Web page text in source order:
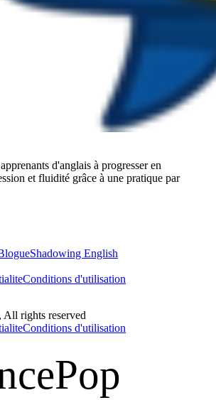
d'anglais à progresser en
et fluidité grâce à une pratique par
Shadowing English
Conditions d'utilisation
, All rights reserved
Conditions d'utilisation